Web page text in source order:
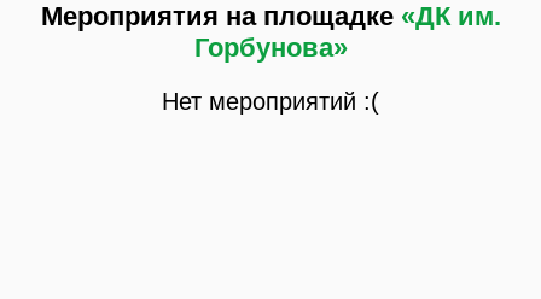
Мероприятия на площадке «ДК им.
Горбунова»
Нет мероприятий :(